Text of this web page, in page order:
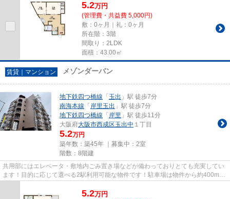
5.2万円
(管理費・共益費 5,000円)
敷：0ヶ月｜礼：0ヶ月
所在階：3階
間取り：2LDK
面積：43.00㎡
賃貸｜マンション メゾンダーバン
地下鉄四つ橋線 「 玉出 」駅 徒歩7分
南海本線 「 岸里玉出 」駅 徒歩7分
地下鉄四つ橋線 「 岸里 」駅 徒歩11分
大阪府大阪市西成区玉出中 １丁目
5.2万円
築年数：築45年 ｜募集中： 2室
階数：8階建
共用部にはエレベータ・敷地内ごみ置き場などが備わっておりとても充実してい
ます！目的に応じて選べる2駅利用可能な物件です！駐車場は物件から約400mで
5.2万円